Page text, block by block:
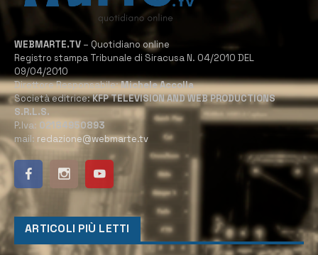
WEBMARTE.TV – Quotidiano online
Registro stampa Tribunale di Siracusa N. 04/2010 DEL
09/04/2010
Direttore Responsabile:Michele Accolla
Società editrice:KFP TELEVISION AND WEB PRODUCTIONS
S.R.L.S.
P.Iva: 02184950893
mail: redazione@webmarte.tv
ARTICOLI PIÙ LETTI